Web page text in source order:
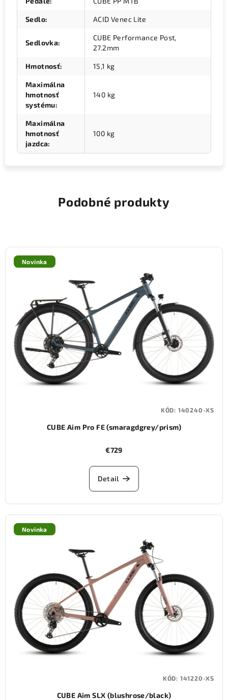
Sedlo: ACID Venec Lite
Sedlovka:
CUBE Performance Post,
27.2mm
Hmotnosť: 15,1 kg
Maximálna
hmotnosť
systému:
140 kg
Maximálna
hmotnosť
jazdca:
100 kg
Podobné produkty
Novinka
CUBE Aim Pro FE (smaragdgrey/prism)
€729
Detail
KÓD: 140240-XS
Novinka
CUBE Aim SLX (blushrose/black)
KÓD: 141220-XS